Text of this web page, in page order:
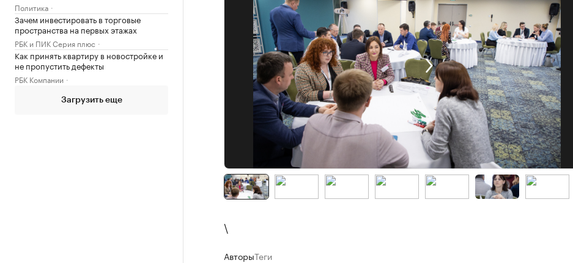
Политика
Зачем инвестировать в торговые
пространства на первых этажах
РБК и ПИК Серия плюс
Как принять квартиру в новостройке и
не пропустить дефекты
РБК Компании
Загрузить еще
\
АвторыТеги